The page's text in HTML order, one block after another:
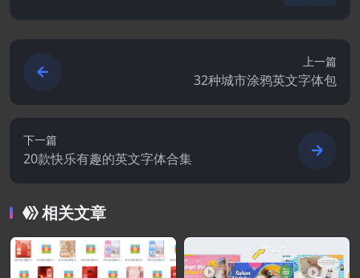
上一篇
32种城市涂鸦英文字体包
下一篇
20款快乐有趣的英文字体合集
相关文章